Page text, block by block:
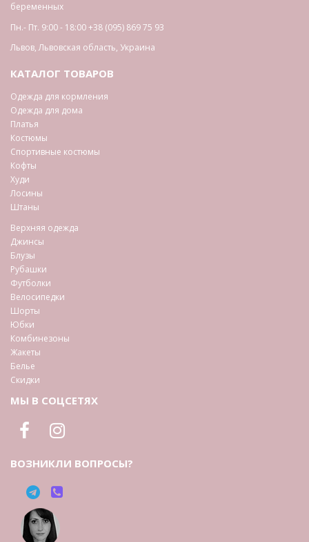
беременных
Пн.- Пт. 9:00 - 18:00+38 (095) 869 75 93
Львов,Львовская область, Украина
КАТАЛОГ ТОВАРОВ
Одежда для кормления
Одежда для дома
Платья
Костюмы
Спортивные костюмы
Кофты
Худи
Лосины
Штаны
Верхняя одежда
Джинсы
Блузы
Рубашки
Футболки
Велосипедки
Шорты
Юбки
Комбинезоны
Жакеты
Белье
Скидки
МЫ В СОЦСЕТЯХ
ВОЗНИКЛИ ВОПРОСЫ?